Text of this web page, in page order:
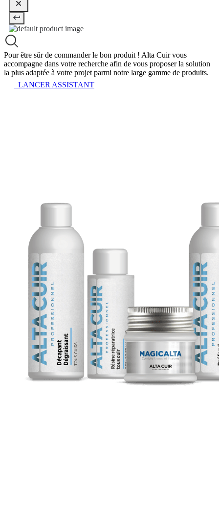
Pour être sûr de commander le bon produit ! Alta Cuir vous
accompagne dans votre recherche afin de vous proposer la solution
la plus adaptée à votre projet parmi notre large gamme de produits.
LANCER ASSISTANT